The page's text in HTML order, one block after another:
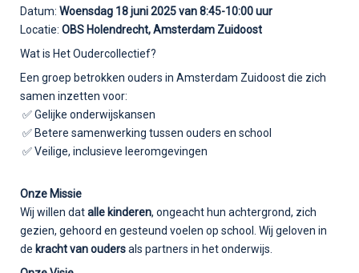
Datum: Woensdag 18 juni 2025 van 8:45-10:00 uur
Locatie: OBS Holendrecht, Amsterdam Zuidoost
Wat is Het Oudercollectief?
Een groep betrokken ouders in Amsterdam Zuidoost die zich
samen inzetten voor:
✅ Gelijke onderwijskansen
✅ Betere samenwerking tussen ouders en school
✅ Veilige, inclusieve leeromgevingen
Onze Missie
Wij willen datalle kinderen, ongeacht hun achtergrond, zich
gezien, gehoord en gesteund voelen op school. Wij geloven in
de kracht van oudersals partners in het onderwijs.